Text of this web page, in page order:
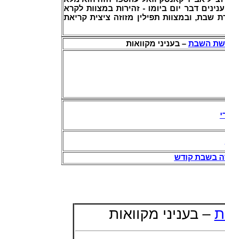
דבר יום ביומו - זהירות במצוות לקרא
שבת, ובמצוות תפילין מזוזה ציצית קריאת
השבת – בעניני מקוואות
בשבת קודש
– בעניני מקוואות